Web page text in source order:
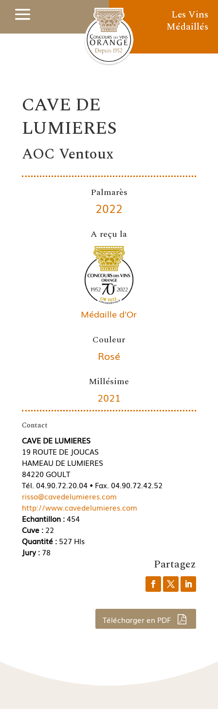
Les Vins
Médaillés
CAVE DE
LUMIERES
AOC Ventoux
Palmarès
2022
A reçu la
Médaille d'Or
Couleur
Rosé
Millésime
2021
Contact
CAVE DE LUMIERES
19 ROUTE DE JOUCAS
HAMEAU DE LUMIERES
84220 GOULT
Tél. 04.90.72.20.04 • Fax. 04.90.72.42.52
risso@cavedelumieres.com
http://www.cavedelumieres.com
Echantillon :454
Cuve : 22
Quantité : 527 Hls
Jury : 78
Partagez
Télécharger en PDF